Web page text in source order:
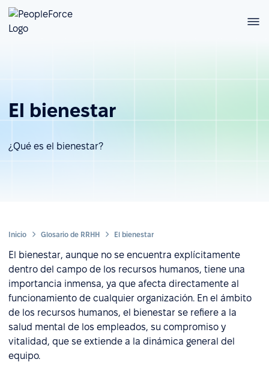
El bienestar
¿Qué es el bienestar?
Inicio Glosario de RRHH El bienestar
El bienestar, aunque no se encuentra explícitamente
dentro del campo de los recursos humanos, tiene una
importancia inmensa, ya que afecta directamente al
funcionamiento de cualquier organización. En el ámbito
de los recursos humanos, el bienestar se refiere a la
salud mental de los empleados, su compromiso y
vitalidad, que se extiende a la dinámica general del
equipo.